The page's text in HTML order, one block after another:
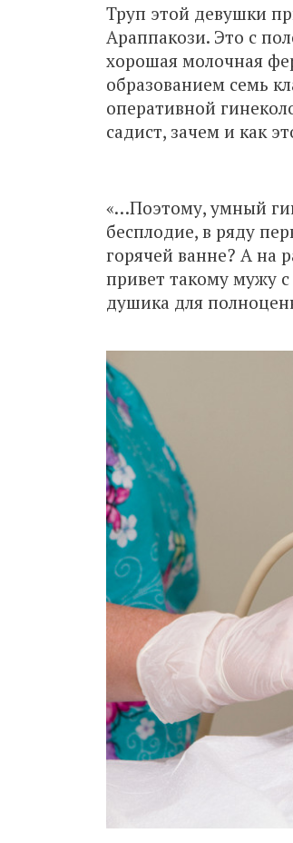
Труп этой девушки
Араппакози. Это с
хорошая молочная
образованием семь
оперативной
садист, зачем и как
«…Поэтому, умный
бесплодие, в ряду
горячей ванне? А на
привет такому мужу
душика для